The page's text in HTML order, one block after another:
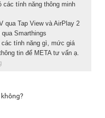
giảm lượng điện tiêu thụ
độ sáng cao, đồng thời vẫn
dễ chịu trong quá trình sử
tới trải nghiệm hình ảnh
của
ảnh rộng mở, liền mạch.
chỉ nâng cao tính thẩm
các tính năng thông minh
qua Tap View và AirPlay 2
Smarthings
tính năng gì, mức giá
tin để META tư vấn ạ.